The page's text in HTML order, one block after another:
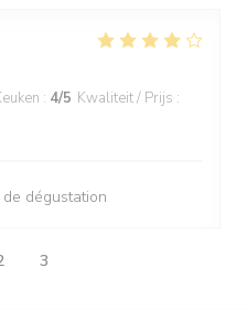
: 4/5 Kwaliteit / Prijs :
dégustation
3